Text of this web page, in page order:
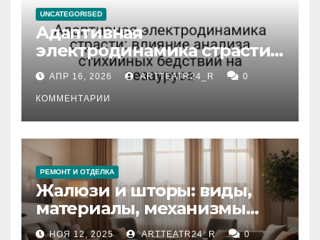
UNCATEGORISED
Адаптивная
электродинамика страсти:
влияние анализа
стихийных бедствий на
тезауруса
АПР 16, 2026 ARTTEATR24_R 0
КОММЕНТАРИИ
РЕМОНТ И ОТДЕЛКА
Жалюзи и шторы: виды,
материалы, механизмы
управления и уход
НОЯ 12, 2025 ARTTEATR24_R 0